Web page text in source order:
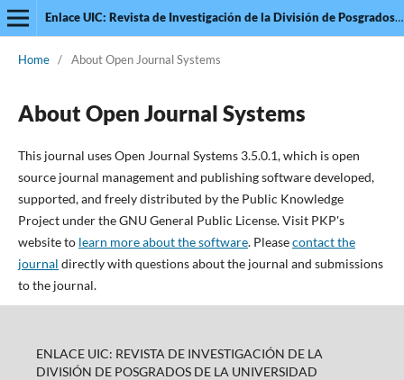
Enlace UIC: Revista de Investigación de la División de Posgrados de la Universidad Intercontinental
Home / About Open Journal Systems
About Open Journal Systems
This journal uses Open Journal Systems 3.5.0.1, which is open
source journal management and publishing software developed,
supported, and freely distributed by the Public Knowledge
Project under the GNU General Public License. Visit PKP's
website to learn more about the software. Pleasecontact the
journal directly with questions about the journal and submissions
to the journal.
ENLACE UIC: REVISTA DE INVESTIGACIÓN DE LA
DIVISIÓN DE POSGRADOS DE LA UNIVERSIDAD